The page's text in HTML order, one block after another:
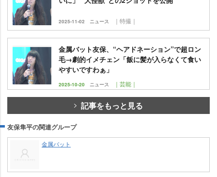
2025-11-02 ニュース ｜特撮｜
金属バット友保、“ヘアドネーション”で超ロン
毛→劇的イメチェン「飯に髪が入らなくて食い
すいですわぁ」
2025-10-20 ニュース ｜芸能｜
記事をもっと見る
友保隼平の関連グループ
金属バット